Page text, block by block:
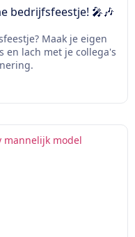
bedrijfsfeestje! 🎤🎶
Maak je eigen
en lach met je collega's